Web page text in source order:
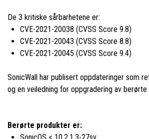
De 3 kritiske sårbarhetene er:
CVE-2021-20038 (CVSS Score 9.8)
CVE-2021-20043 (CVSS Score 8.8)
CVE-2021-20045 (CVSS Score 9.4)
SonicWall har publisert oppdateringer som
og en veiledning for oppgradering av
Berørte produkter er: